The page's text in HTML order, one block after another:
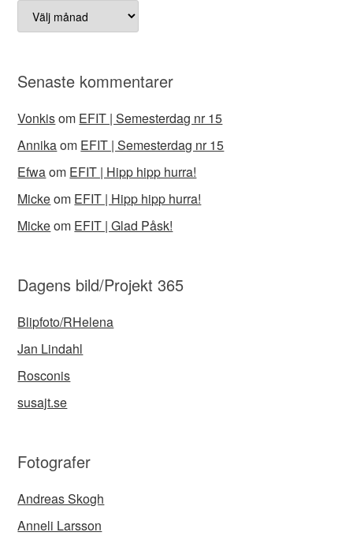
Arkiv
Senaste kommentarer
Vonkisom EFIT | Semesterdag nr 15
Annikaom EFIT | Semesterdag nr 15
Efwaom EFIT | Hipp hipp hurra!
Mickeom EFIT | Hipp hipp hurra!
Mickeom EFIT | Glad Påsk!
Dagens bild/Projekt 365
Blipfoto/RHelena
Jan Lindahl
Rosconis
susajt.se
Fotografer
Andreas Skogh
Anneli Larsson